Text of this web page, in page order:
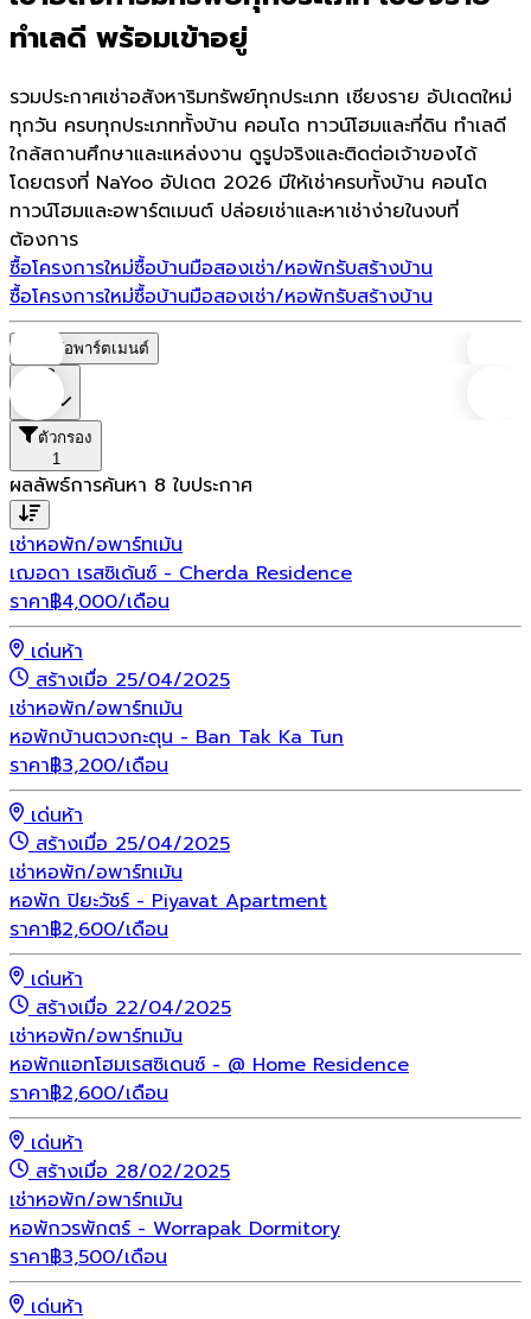
ทำเลดี พร้อมเข้าอยู่
รวมประกาศเช่าอสังหาริมทรัพย์ทุกประเภท เชียงราย อัปเดตใหม่
ทุกวัน ครบทุกประเภททั้งบ้าน คอนโด ทาวน์โฮมและที่ดิน ทำเลดี
ใกล้สถานศึกษาและแหล่งงาน ดูรูปจริงและติดต่อเจ้าของได้
โดยตรงที่ NaYoo อัปเดต 2026 มีให้เช่าครบทั้งบ้าน คอนโด
ทาวน์โฮมและอพาร์ตเมนต์ ปล่อยเช่าและหาเช่าง่ายในงบที่
ต้องการ
ซื้อโครงการใหม่ซื้อบ้านมือสองเช่า/หอพักรับสร้างบ้าน
ซื้อโครงการใหม่ซื้อบ้านมือสองเช่า/หอพักรับสร้างบ้าน
หอพัก/อพาร์ตเมนต์
ตัวกรอง
1
ผลลัพธ์การค้นหา 8 ใบประกาศ
เช่าหอพัก/อพาร์ทเม้น
เฌอดา เรสซิเด้นซ์ - Cherda Residence
ราคา฿4,000/เดือน
เด่นห้า
สร้างเมื่อ 25/04/2025
เช่าหอพัก/อพาร์ทเม้น
หอพักบ้านตวงกะตุน - Ban Tak Ka Tun
ราคา฿3,200/เดือน
เด่นห้า
สร้างเมื่อ 25/04/2025
เช่าหอพัก/อพาร์ทเม้น
หอพัก ปิยะวัชร์ - Piyavat Apartment
ราคา฿2,600/เดือน
เด่นห้า
สร้างเมื่อ 22/04/2025
เช่าหอพัก/อพาร์ทเม้น
หอพักแอทโฮมเรสซิเดนซ์ - @ Home Residence
ราคา฿2,600/เดือน
เด่นห้า
สร้างเมื่อ 28/02/2025
เช่าหอพัก/อพาร์ทเม้น
หอพักวรพักตร์ - Worrapak Dormitory
ราคา฿3,500/เดือน
เด่นห้า